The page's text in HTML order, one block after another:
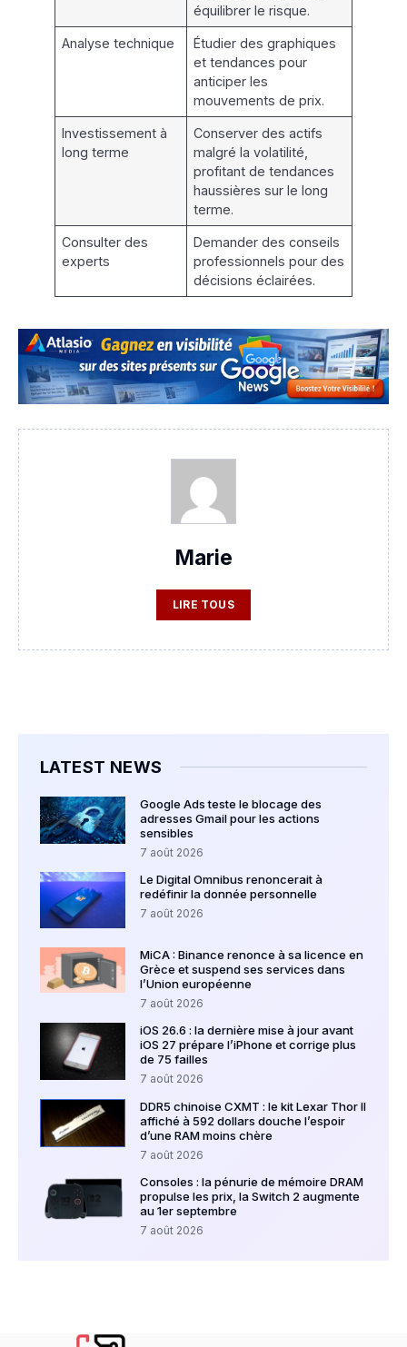
équilibrer le risque.
Analyse technique
Étudier des graphiques
et tendances pour
anticiper les
mouvements de prix.
Investissement à
long terme
Conserver des actifs
malgré la volatilité,
profitant de tendances
haussières sur le long
terme.
Consulter des
experts
Demander des conseils
professionnels pour des
décisions éclairées.
Marie
LIRE TOUS
LATEST NEWS
Google Ads teste le blocage des
adresses Gmail pour les actions
sensibles
7 août 2026
Le Digital Omnibus renoncerait à
redéfinir la donnée personnelle
7 août 2026
MiCA : Binance renonce à sa licence en
Grèce et suspend ses services dans
l’Union européenne
7 août 2026
iOS 26.6 : la dernière mise à jour avant
iOS 27 prépare l’iPhone et corrige plus
de 75 failles
7 août 2026
DDR5 chinoise CXMT : le kit Lexar Thor II
affiché à 592 dollars douche l’espoir
d’une RAM moins chère
7 août 2026
Consoles : la pénurie de mémoire DRAM
propulse les prix, la Switch 2 augmente
au 1er septembre
7 août 2026